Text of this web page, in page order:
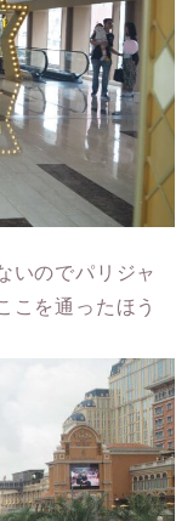
いのでパリジャ
こを通ったほう